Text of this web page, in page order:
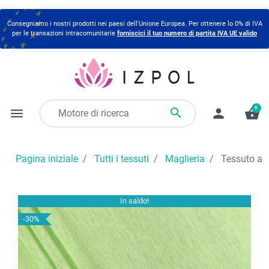
Consegniamo i nostri prodotti nei paesi dell'Unione Europea. Per ottenere lo 0% di IVA
per le transazioni intracomunitarie forniscici il tuo numero di partita IVA UE valido
menu  person shopping_basket
0
Pagina iniziale Tutti i tessuti Maglieria Tessuto a
In saldo!
-30%